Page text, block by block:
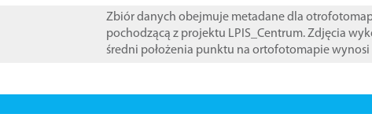
Zbiór danych obejmuje metadane dla
pochodzącą z projektu LPIS_Centrum. Zdjęcia
średni położenia punktu na ortofotomapie wynosi